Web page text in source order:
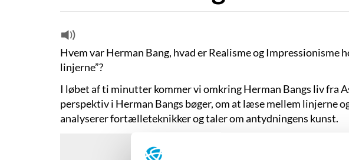
Hvem var Herman Bang, hvad er Realisme og Impressionisme
linjerne”?
I løbet af ti minutter kommer vi omkring Herman Bangs liv fra
perspektiv i Herman Bangs bøger, om at læse mellem linjerne
analyserer fortælleteknikker og taler om antydningens kunst.